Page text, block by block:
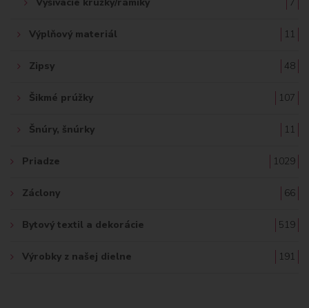
Výplňový materiál 11
Zipsy 48
Šikmé prúžky 107
Šnúry, šnúrky 11
Priadze 1029
Záclony 66
Bytový textil a dekorácie 519
Výrobky z našej dielne 191